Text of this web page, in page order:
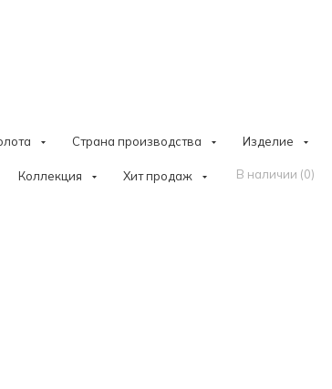
Страна производства Изделие
Коллекция Хит продаж В наличии (0)